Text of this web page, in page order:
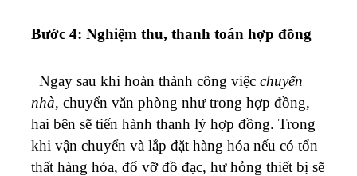
Bước 4: Nghiệm thu, thanh toán hợp đồng
Ngay sau khi hoàn thành công việc chuyển
nhà, chuyển văn phòng như trong hợp đồng,
hai bên sẽ tiến hành thanh lý hợp đồng. Trong
khi vận chuyển và lắp đặt hàng hóa nếu có tổn
thất hàng hóa, đổ vỡ đồ đạc, hư hỏng thiết bị sẽ